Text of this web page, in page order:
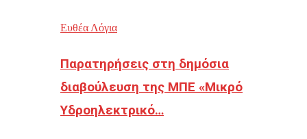
Ευθέα Λόγια
Παρατηρήσεις στη δημόσια
διαβούλευση της ΜΠΕ «Μικρό
Υδροηλεκτρικό…